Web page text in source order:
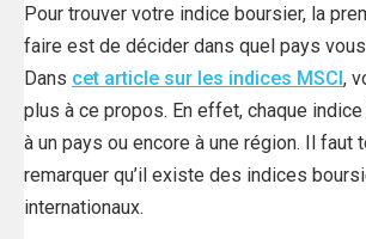
Pour trouver votre indice boursier, la
faire est de décider dans quel pays
Dans cet article sur les indices MSCI,
plus à ce propos. En effet, chaque
à un pays ou encore à une région. Il faut
remarquer qu’il existe des indices
internationaux.